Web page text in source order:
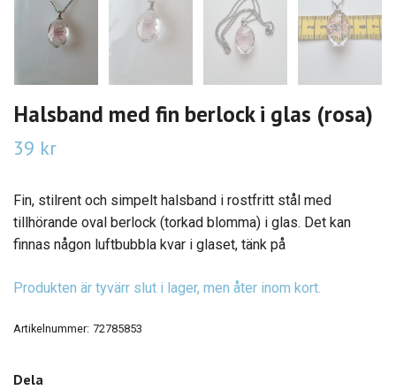
Halsband med fin berlock i glas (rosa)
39 kr
Fin, stilrent och simpelt halsband i rostfritt stål med
tillhörande oval berlock (torkad blomma) i glas. Det kan
finnas någon luftbubbla kvar i glaset, tänk på
Produkten är tyvärr slut i lager, men åter inom kort.
Artikelnummer: 72785853
Dela